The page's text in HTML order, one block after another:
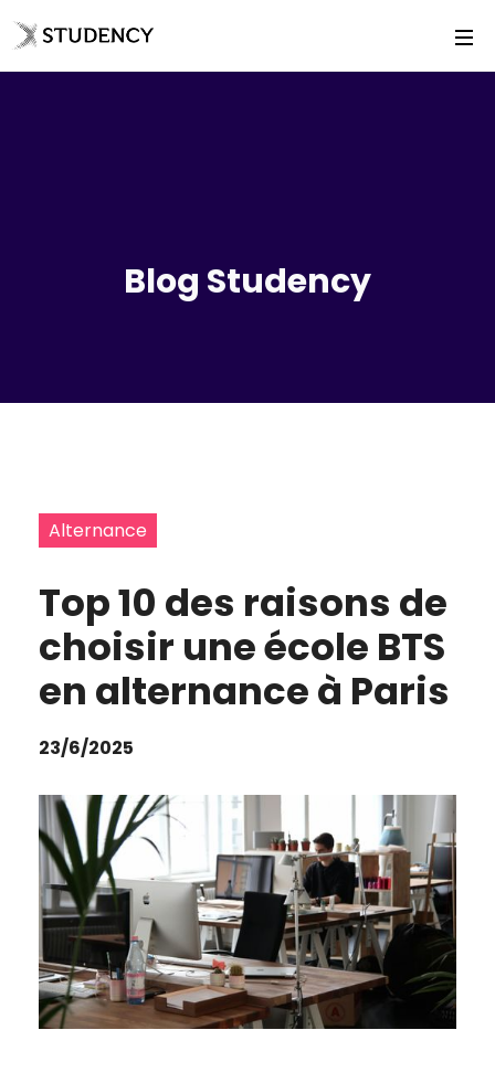
Blog Studency
Alternance
Top 10 des raisons de
choisir une école BTS
en alternance à Paris
23/6/2025